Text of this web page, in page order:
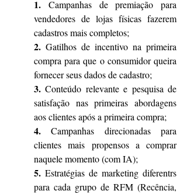
1. Campanhas de premiação para
vendedores de lojas físicas fazerem
cadastros mais completos;
2. Gatilhos de incentivo na primeira
compra para que o consumidor queira
fornecer seus dados de cadastro;
3. Conteúdo relevante e pesquisa de
satisfação nas primeiras abordagens
aos clientes após a primeira compra;
4. Campanhas direcionadas para
clientes mais propensos a comprar
naquele momento (com IA);
5. Estratégias de marketing diferentrs
para cada grupo de RFM (Recência,